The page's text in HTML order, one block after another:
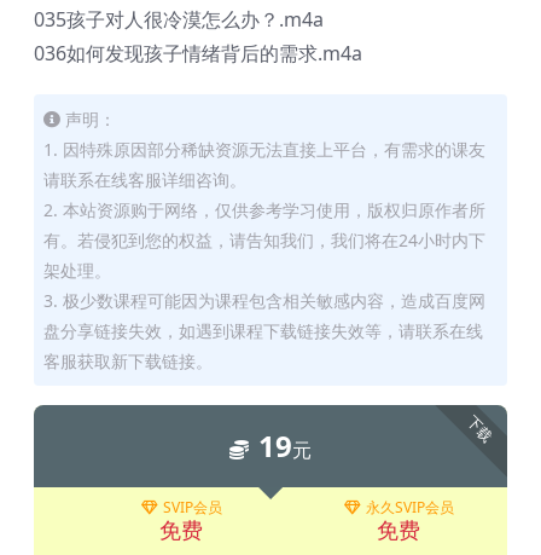
035孩子对人很冷漠怎么办？.m4a
036如何发现孩子情绪背后的需求.m4a
声明：
1. 因特殊原因部分稀缺资源无法直接上平台，有需求的课友
请联系在线客服详细咨询。
2. 本站资源购于网络，仅供参考学习使用，版权归原作者所
有。若侵犯到您的权益，请告知我们，我们将在24小时内下
架处理。
3. 极少数课程可能因为课程包含相关敏感内容，造成百度网
盘分享链接失效，如遇到课程下载链接失效等，请联系在线
客服获取新下载链接。
下载
19元
SVIP会员
免费
永久SVIP会员
免费